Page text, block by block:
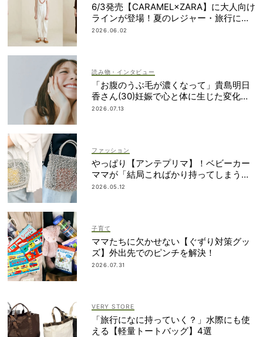
6/3発売【CARAMEL×ZARA】に大人向け
ラインが登場！夏のレジャー・旅行にも
おすすめ
2026.06.02
読み物・インタビュー
「お腹のうぶ毛が濃くなって」貴島明日
香さん(30)妊娠で心と体に生じた変化も
「愛しいです」
2026.07.13
ファッション
やっぱり【アンテプリマ】！ベビーカー
ママが「結局こればかり持ってしまう」
納得の理由
2026.05.12
子育て
ママたちに欠かせない【ぐずり対策グッ
ズ】外出先でのピンチを解決！
2026.07.31
VERY STORE
「旅行になに持っていく？」水際にも使
える【軽量トートバッグ】4選